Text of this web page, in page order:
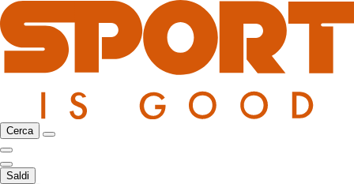
Cerca
Saldi